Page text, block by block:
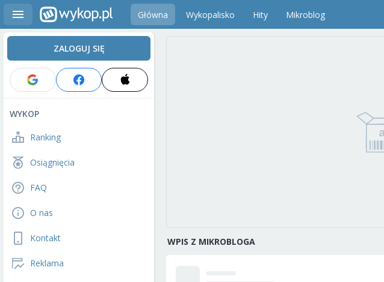
Główna Wykopalisko Hity Mikroblog
ZALOGUJ SIĘ
WYKOP
Ranking
Osiągnięcia
FAQ
O nas
Kontakt
Reklama
WPIS Z MIKROBLOGA